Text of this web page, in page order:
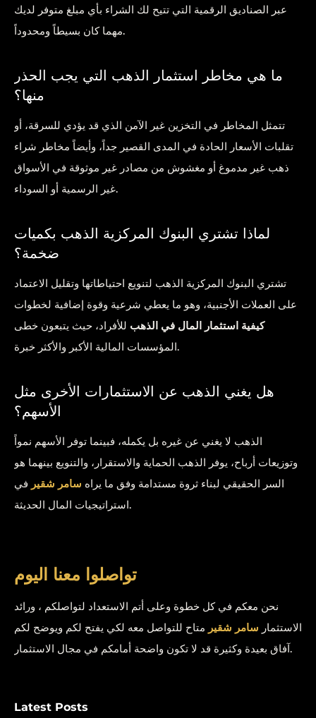
عبر الصناديق الرقمية التي تتيح لك الشراء بأي مبلغ متوفر لديك
مهما كان بسيطاً ومحدوداً.
ما هي مخاطر استثمار الذهب التي يجب الحذر
منها؟
تتمثل المخاطر في التخزين غير الآمن الذي قد يؤدي للسرقة، أو
تقلبات الأسعار الحادة في المدى القصير جداً، وأيضاً مخاطر شراء
ذهب غير مدموغ أو مغشوش من مصادر غير موثوقة في الأسواق
غير الرسمية أو السوداء.
لماذا تشتري البنوك المركزية الذهب بكميات
ضخمة؟
تشتري البنوك المركزية الذهب لتنويع احتياطاتها وتقليل الاعتماد
على العملات الأجنبية، وهو ما يعطي شرعية وقوة إضافية لخطوات
كيفية استثمار المال في الذهب للأفراد، حيث يتبعون خطى
المؤسسات المالية الأكبر والأكثر خبرة.
هل يغني الذهب عن الاستثمارات الأخرى مثل
الأسهم؟
الذهب لا يغني عن غيره بل يكمله، فبينما توفر الأسهم نمواً
وتوزيعات أرباح، يوفر الذهب الحماية والاستقرار، والتنويع بينهما هو
السر الحقيقي لبناء ثروة مستدامة وفق ما يراه سامر شقير في
استراتيجيات المال الحديثة.
نحن معكم في كل خطوة وعلى أتم الاستعداد لتواصلكم ، ورائد
الاستثمار سامر شقير متاح للتواصل معه لكي يفتح لكم ويوضح لكم
آفاق بعيدة وكثيرة قد لا تكون واضحة أمامكم في مجال الاستثمار.
Latest Posts